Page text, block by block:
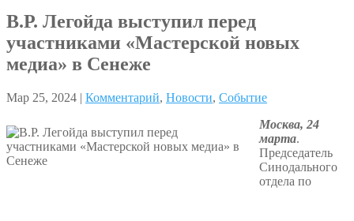
В.Р. Легойда выступил перед
участниками «Мастерской новых
медиа» в Сенеже
Мар 25, 2024 | Комментарий, Новости, Событие
Москва, 24
марта.
Председатель
Синодального
отдела по